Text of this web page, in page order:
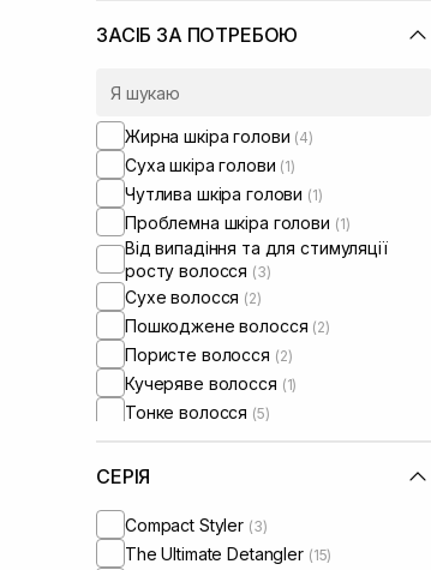
ЗАСІБ ЗА ПОТРЕБОЮ
Жирна шкіра голови (4)
Суха шкіра голови (1)
Чутлива шкіра голови (1)
Проблемна шкіра голови (1)
Від випадіння та для стимуляції
росту волосся (3)
Сухе волосся (2)
Пошкоджене волосся (2)
Пористе волосся (2)
Кучеряве волосся (1)
Тонке волосся (5)
Для обʼєму волосся(4)
СЕРІЯ
Compact Styler (3)
The Ultimate Detangler (15)